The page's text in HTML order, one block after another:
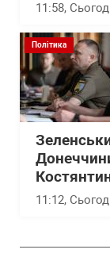
11:58,
Політика
11:12,